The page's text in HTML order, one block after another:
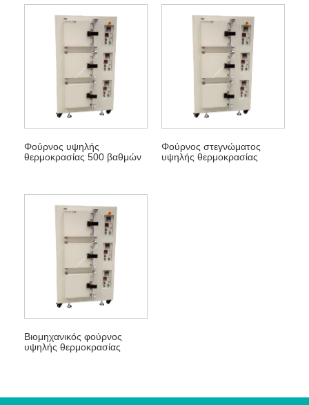
Φούρνος υψηλής
θερμοκρασίας 500 βαθμών
Φούρνος στεγνώματος
υψηλής θερμοκρασίας
Βιομηχανικός φούρνος
υψηλής θερμοκρασίας